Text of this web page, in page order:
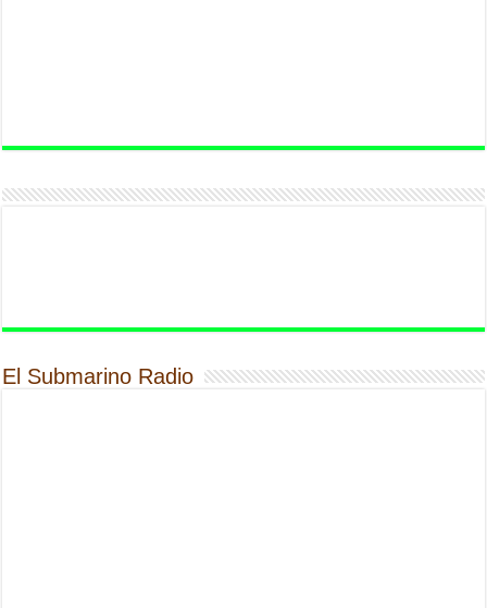
El Submarino Radio